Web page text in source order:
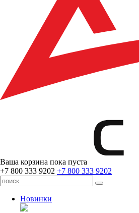
Ваша корзина пока пуста
+7 800 333 9202 +7 800 333 9202
Новинки